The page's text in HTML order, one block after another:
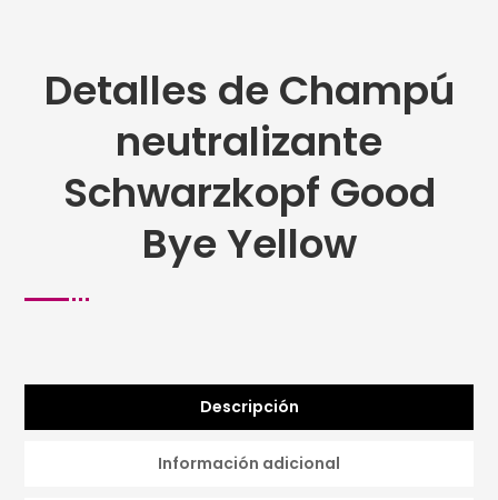
Detalles de Champú
neutralizante
Schwarzkopf Good
Bye Yellow
Descripción
Información adicional